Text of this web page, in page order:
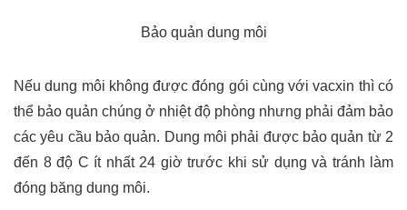
Bảo quản dung môi
Nếu dung môi không được đóng gói cùng với vacxin thì có
thể bảo quản chúng ở nhiệt độ phòng nhưng phải đảm bảo
các yêu cầu bảo quản. Dung môi phải được bảo quản từ 2
đến 8 độ C ít nhất 24 giờ trước khi sử dụng và tránh làm
đóng băng dung môi.